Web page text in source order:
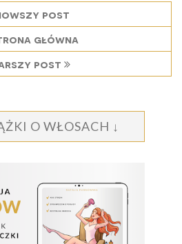
post
główna
post
O WŁOSACH ↓